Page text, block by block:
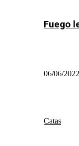
Fuego
06/06/2022
Catas